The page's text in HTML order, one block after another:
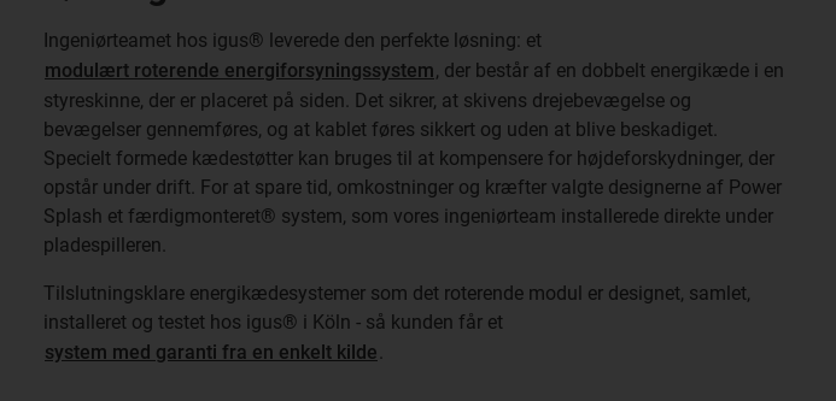
Ingeniørteamet hos igus® leverede den perfekte løsning: et
modulært roterende energiforsyningssystem, der består af en dobbelt energikæde i en
styreskinne, der er placeret på siden. Det sikrer, at skivens drejebevægelse og
bevægelser gennemføres, og at kablet føres sikkert og uden at blive beskadiget.
Specielt formede kædestøtter kan bruges til at kompensere for højdeforskydninger, der
opstår under drift. For at spare tid, omkostninger og kræfter valgte designerne af Power
Splash et færdigmonteret® system, som vores ingeniørteam installerede direkte under
pladespilleren.
Tilslutningsklare energikædesystemer som det roterende modul er designet, samlet,
installeret og testet hos igus® i Köln - så kunden får et
system med garanti fra en enkelt kilde.